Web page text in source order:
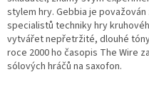
stylem hry. Gebbia je
specialistů techniky hry
vytvářet nepřetržité, dlouhé
roce 2000 ho časopis The Wire
sólových hráčů na saxofon.